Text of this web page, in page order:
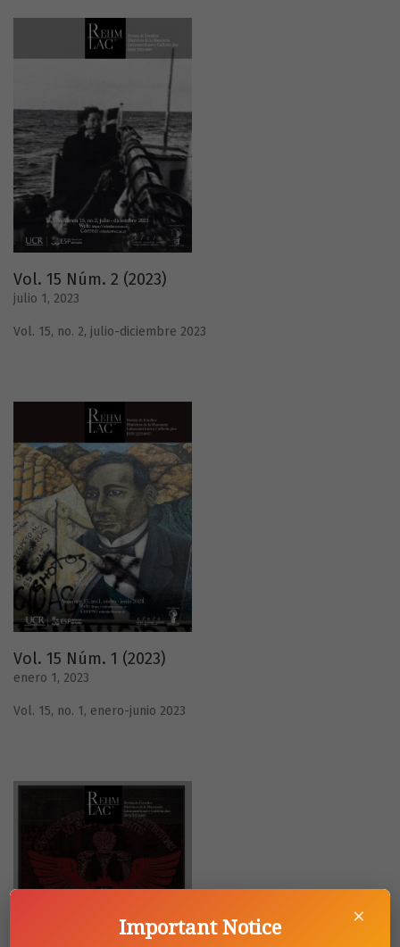
Vol. 15 Núm. 2 (2023)
julio 1, 2023
Vol. 15, no. 2, julio-diciembre 2023
Vol. 15 Núm. 1 (2023)
enero 1, 2023
Vol. 15, no. 1, enero-junio 2023
×
Important Notice